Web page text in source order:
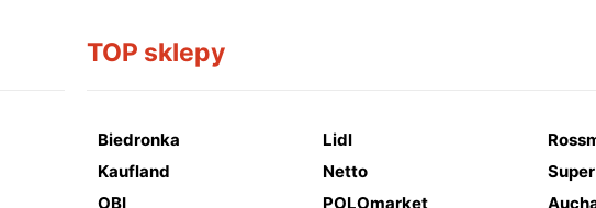
TOP sklepy
Biedronka Lidl
Kaufland
Netto
OBI
POLOmarket